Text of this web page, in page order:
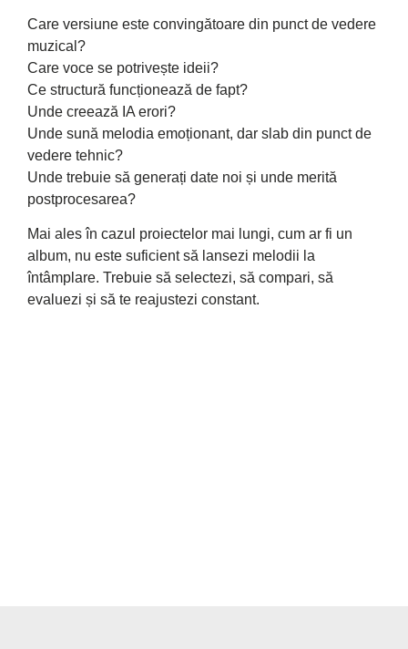
Care versiune este convingătoare din punct de vedere
muzical?
Care voce se potrivește ideii?
Ce structură funcționează de fapt?
Unde creează IA erori?
Unde sună melodia emoționant, dar slab din punct de
vedere tehnic?
Unde trebuie să generați date noi și unde merită
postprocesarea?
Mai ales în cazul proiectelor mai lungi, cum ar fi un
album, nu este suficient să lansezi melodii la
întâmplare. Trebuie să selectezi, să compari, să
evaluezi și să te reajustezi constant.